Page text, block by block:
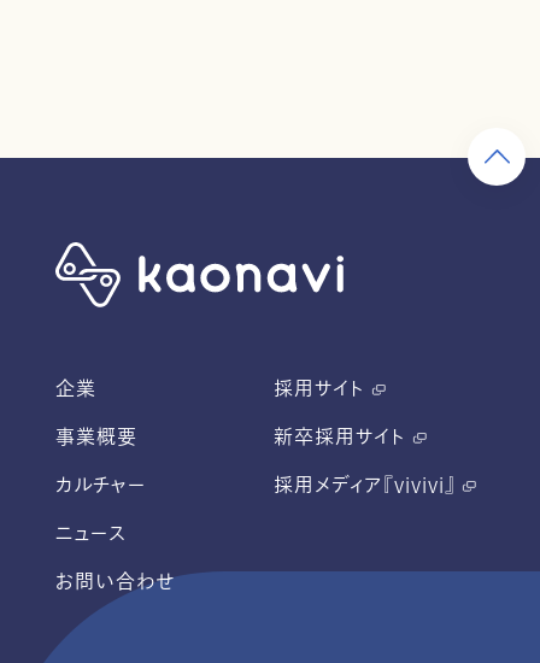
企業
事業概要
カルチャー
ニュース
お問い合わせ
採用サイト
新卒採用サイト
採用メディア『vivivi』